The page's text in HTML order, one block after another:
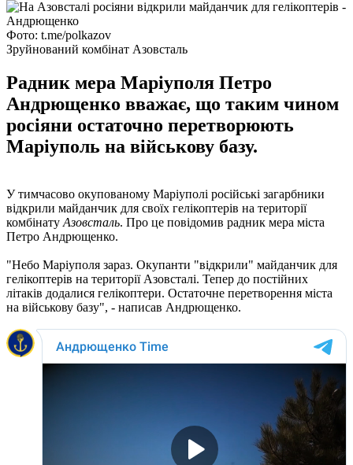
Фото: t.me/polkazov
Зруйнований комбінат Азовсталь
Радник мера Маріуполя Петро
Андрющенко вважає, що таким чином
росіяни остаточно перетворюють
Маріуполь на військову базу.
У тимчасово окупованому Маріуполі російські загарбники
відкрили майданчик для своїх гелікоптерів на території
комбінату Азовсталь. Про це повідомив радник мера міста
Петро Андрющенко.
"Небо Маріуполя зараз. Окупанти "відкрили" майданчик для
гелікоптерів на території Азовсталі. Тепер до постійних
літаків додалися гелікоптери. Остаточне перетворення міста
на військову базу", - написав Андрющенко.